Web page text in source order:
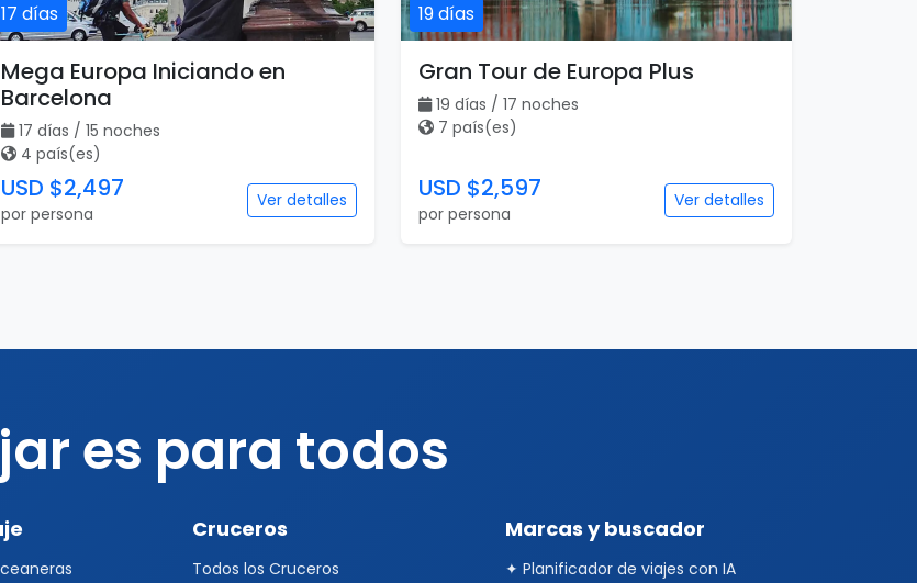
17 días
Mega Europa Iniciando en
Barcelona
17 días / 15 noches
4 país(es)
USD $2,497
por persona
Ver detalles
19 días
Gran Tour de Europa Plus
19 días / 17 noches
7 país(es)
USD $2,597
por persona
Ver detalles
es para todos
Cruceros
Todos los Cruceros
Marcas y buscador
✦ Planificador de viajes con IA